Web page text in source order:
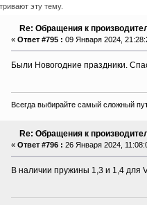
эту тему.
Re: Обращения к
« Ответ #795 : 09 Января 2024,
Были Новогодние праздники.
Всегда выбирайте самый сложный
Re: Обращения к
« Ответ #796 : 26 Января 2024,
В наличии пружины 1,3 и 1,4 для